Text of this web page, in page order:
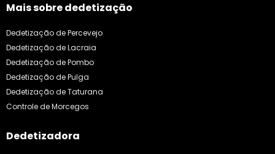
Mais sobre dedetização
Dedetização de Percevejo
Dedetização de Lacraia
Dedetização de Pombo
Dedetização de Pulga
Dedetização de Taturana
Controle de Morcegos
Dedetizadora